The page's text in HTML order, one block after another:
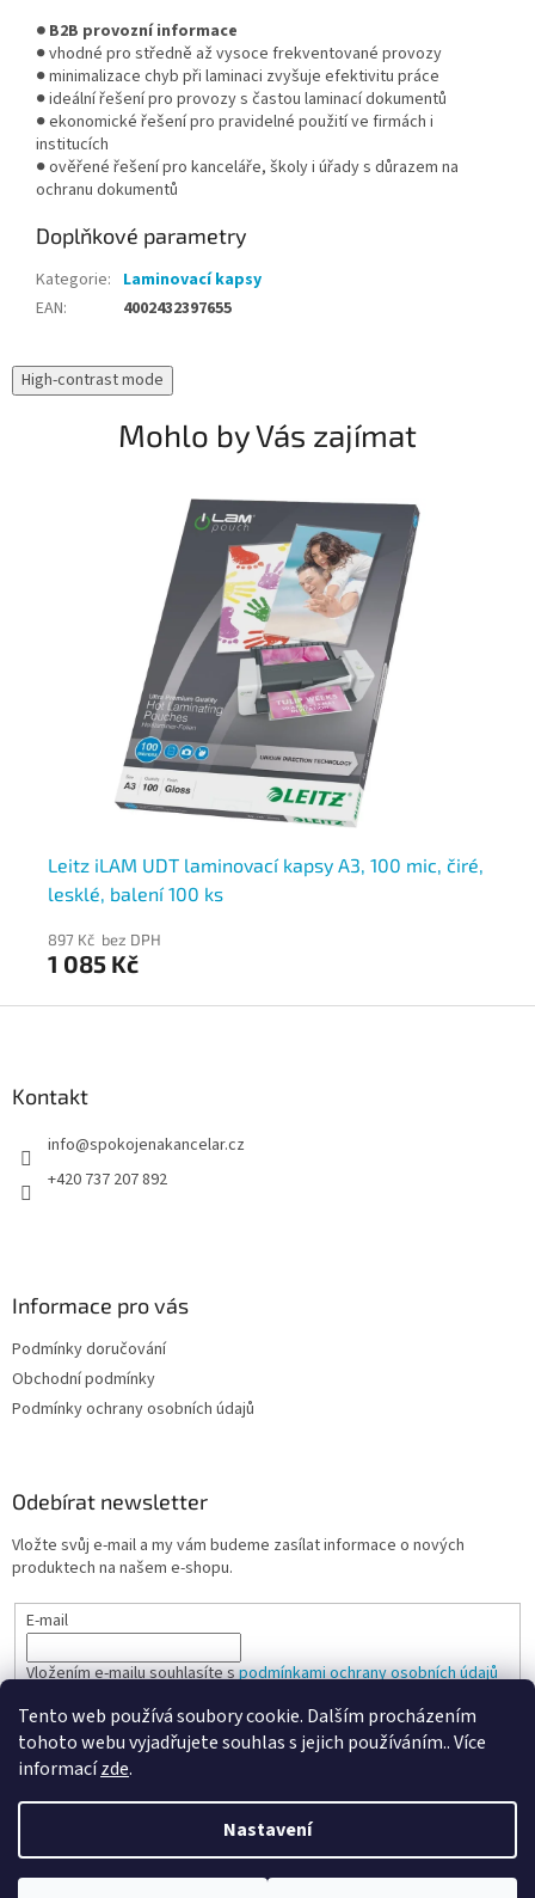
Tento web používá soubory cookie. Dalším procházením
tohoto webu vyjadřujete souhlas s jejich používáním.. Více
informacízde.
Nastavení
● B2B provozní informace
● vhodné pro středně až vysoce frekventované provozy
● minimalizace chyb při laminaci zvyšuje efektivitu práce
● ideální řešení pro provozy s častou laminací dokumentů
● ekonomické řešení pro pravidelné použití ve firmách i
institucích
● ověřené řešení pro kanceláře, školy i úřady s důrazem na
ochranu dokumentů
Doplňkové parametry
Kategorie: Laminovací kapsy
EAN: 4002432397655
High-contrast mode
Mohlo by Vás zajímat
Leitz iLAM UDT laminovací kapsy A3, 100 mic, čiré,
lesklé, balení 100 ks
897 Kč bez DPH
1 085 Kč
Kontakt
info@spokojenakancelar.cz
+420 737 207 892
Informace pro vás
Podmínky doručování
Obchodní podmínky
Podmínky ochrany osobních údajů
Odebírat newsletter
Vložte svůj e-mail a my vám budeme zasílat informace o nových
produktech na našem e-shopu.
E-mail
Vložením e-mailu souhlasíte spodmínkami ochrany osobních údajů
PŘIHLÁSIT SE
Vytvořil Shoptet